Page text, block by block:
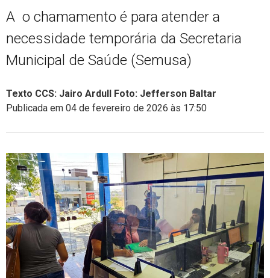
A o chamamento é para atender a
necessidade temporária da Secretaria
Municipal de Saúde (Semusa)
Texto CCS: Jairo Ardull Foto: Jefferson Baltar
Publicada em 04 de fevereiro de 2026 às 17:50